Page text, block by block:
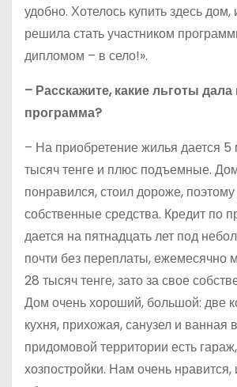
удобно. Хотелось купить здесь дом,
решила стать участником
дипломом – в село!».
– Расскажите, какие льготы дала
программа?
– На приобретение жилья дается 5
тысяч тенге и плюс подъемные.
понравился, стоил дороже,
собственные средства. Кредит по
дается на пятнадцать лет под
почти без переплаты, ежемесячно
28 тысяч тенге, зато за свое
Дом очень хороший, большой: две
кухня, прихожая, санузел и ванная
придомовой территории есть
хозпостройки. Нам очень